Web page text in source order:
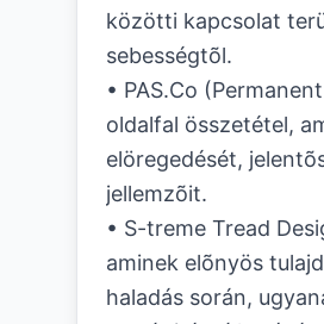
közötti kapcsolat
sebességtõl.
• PAS.Co
oldalfal összetétel,
elöregedését,
jellemzõit.
• S-treme Tread
aminek elõnyös
haladás során,